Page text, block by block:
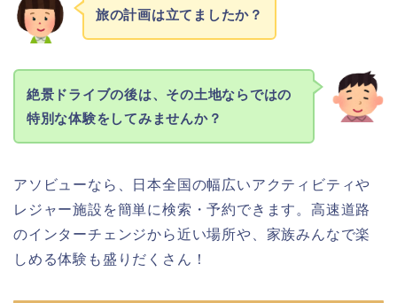
旅の計画は立てましたか？
絶景ドライブの後は、その土地ならではの
特別な体験をしてみませんか？
アソビューなら、日本全国の幅広いアクティビティや
レジャー施設を簡単に検索・予約できます。高速道路
のインターチェンジから近い場所や、家族みんなで楽
しめる体験も盛りだくさん！